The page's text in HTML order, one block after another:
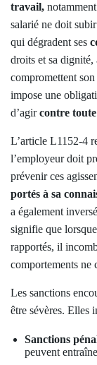
travail,
salarié ne doit
qui dégradent ses
droits et sa dignité,
compromettent
impose une
d’agircontre
L’article L1152-4
l’employeur doit
prévenir ces
portés à sa
a également
signifie que
rapportés, il
comportements ne
Les sanctions
être sévères. Elles
Sanctions
peuvent